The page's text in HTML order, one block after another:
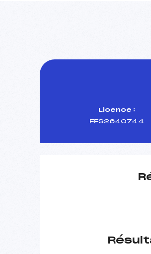
Licence :
FFS2640744